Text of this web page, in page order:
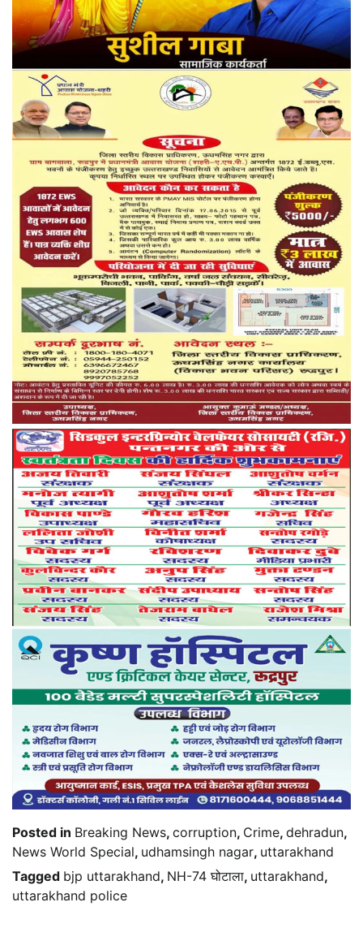
Posted in Breaking News, corruption, Crime, dehradun,
News World Special, udhamsingh nagar, uttarakhand
Tagged bjp uttarakhand, NH-74 घोटाला, uttarakhand,
uttarakhand police